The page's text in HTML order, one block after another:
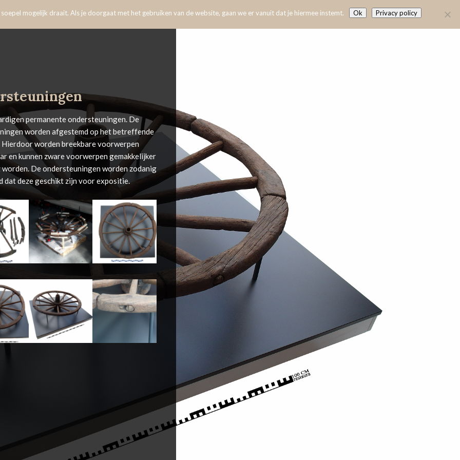
permanente ondersteuningen. De
worden afgestemd op het betreffende
worden breekbare voorwerpen
en kunnen zware voorwerpen gemakkelijker
De ondersteuningen worden zodanig
dat deze geschikt zijn voor expositie.
mogelijk draait. Als je doorgaat met het gebruiken van de website, gaan we er vanuit dat je hiermee instemt. Ok Privacy policy